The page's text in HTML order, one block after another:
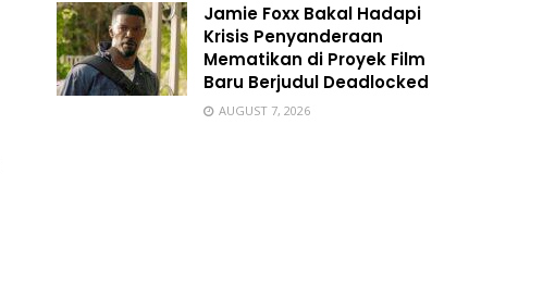
Jamie Foxx Bakal Hadapi
Krisis Penyanderaan
Mematikan di Proyek Film
Baru Berjudul Deadlocked
AUGUST 7, 2026